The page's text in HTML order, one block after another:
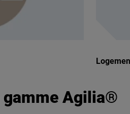
gamme Agilia®